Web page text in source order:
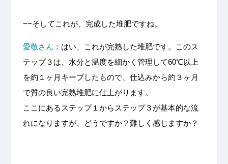
−−そしてこれが、完成した堆肥ですね。
愛敬さん ：はい、これが完熟した堆肥です。このス
テップ３は、水分と温度を細かく管理して60℃以上
を約１ヶ月キープしたもので、仕込みから約３ヶ月
で質の良い完熟堆肥に仕上がります。
ここにあるステップ１からステップ３が基本的な流
れになりますが、どうですか？難しく感じますか？